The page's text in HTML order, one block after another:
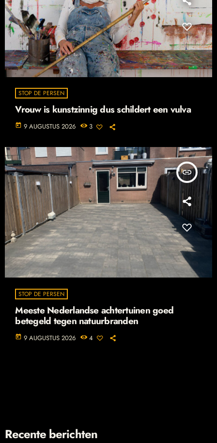
STOP DE PERSEN
Vrouw is kunstzinnig dus schildert een vulva
today 9 AUGUSTUS 2026 3
insert_link
STOP DE PERSEN
Meeste Nederlandse achtertuinen goed
betegeld tegen natuurbranden
today 9 AUGUSTUS 2026 4
Recente berichten